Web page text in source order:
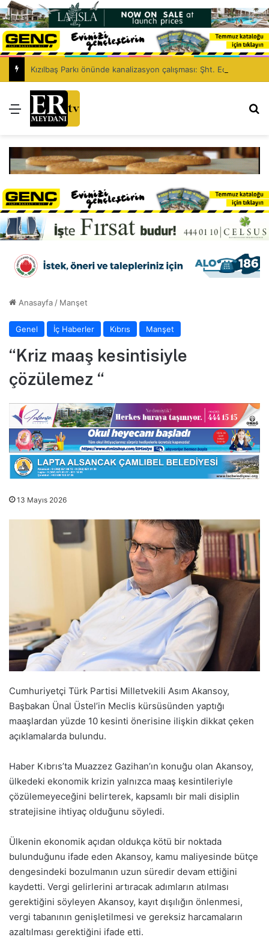
Menü
Anasayfa / Manşet
Genel İç Haberler Kıbrıs Manşet
“Kriz maaş kesintisiyle
çözülemez “
13 Mayıs 2026
Cumhuriyetçi Türk Partisi Milletvekili Asım Akansoy,
Başbakan Ünal Üstel’in Meclis kürsüsünden yaptığı
maaşlardan yüzde 10 kesinti önerisine ilişkin dikkat çeken
açıklamalarda bulundu.
Haber Kıbrıs’ta Muazzez Gazihan’ın konuğu olan Akansoy,
ülkedeki ekonomik krizin yalnızca maaş kesintileriyle
çözülemeyeceğini belirterek, kapsamlı bir mali disiplin
stratejisine ihtiyaç olduğunu söyledi.
Ülkenin ekonomik açıdan oldukça kötü bir noktada
bulunduğunu ifade eden Akansoy, kamu maliyesinde bütçe
dengesindeki bozulmanın uzun süredir devam ettiğini
kaydetti. Vergi gelirlerini artıracak adımların atılması
gerektiğini söyleyen Akansoy, kayıt dışılığın önlenmesi,
vergi tabanının genişletilmesi ve gereksiz harcamaların
azaltılması gerektiğini ifade etti.